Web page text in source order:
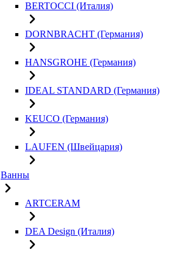
BERTOCCI (Италия)
DORNBRACHT (Германия)
HANSGROHE (Германия)
IDEAL STANDARD (Германия)
KEUCO (Германия)
LAUFEN (Швейцария)
Ванны
ARTCERAM
DEA Design (Италия)